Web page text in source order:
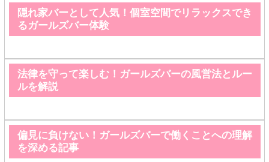
隠れ家バーとして人気！個室空間でリラックスでき
るガールズバー体験
法律を守って楽しむ！ガールズバーの風営法とルー
ルを解説
偏見に負けない！ガールズバーで働くことへの理解
を深める記事